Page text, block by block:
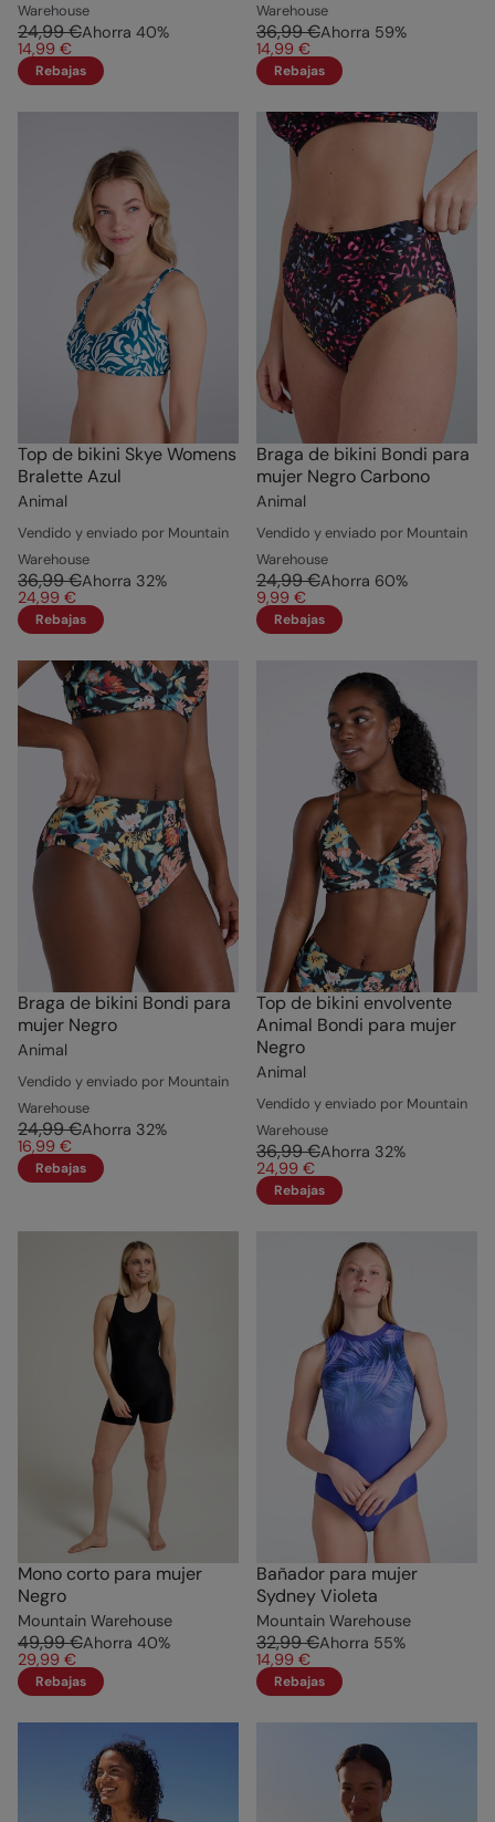
Warehouse
24,99 €Ahorra 40%
14,99 €
Rebajas
Warehouse
36,99 €Ahorra 59%
14,99 €
Rebajas
Top de bikini Skye Womens
Bralette Azul
Animal
Vendido y enviado por Mountain
Warehouse
36,99 €Ahorra 32%
24,99 €
Rebajas
Braga de bikini Bondi para
mujer Negro Carbono
Animal
Vendido y enviado por Mountain
Warehouse
24,99 €Ahorra 60%
9,99 €
Rebajas
Braga de bikini Bondi para
mujer Negro
Animal
Vendido y enviado por Mountain
Warehouse
24,99 €Ahorra 32%
16,99 €
Rebajas
Top de bikini envolvente
Animal Bondi para mujer
Negro
Animal
Vendido y enviado por Mountain
Warehouse
36,99 €Ahorra 32%
24,99 €
Rebajas
Mono corto para mujer
Negro
Mountain Warehouse
49,99 €Ahorra 40%
29,99 €
Rebajas
Bañador para mujer
Sydney Violeta
Mountain Warehouse
32,99 €Ahorra 55%
14,99 €
Rebajas